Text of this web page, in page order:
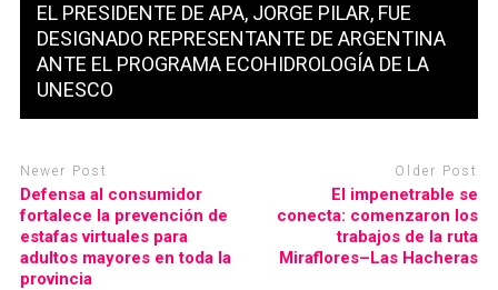
EL PRESIDENTE DE APA, JORGE PILAR, FUE
DESIGNADO REPRESENTANTE DE ARGENTINA
ANTE EL PROGRAMA ECOHIDROLOGÍA DE LA
UNESCO
Newer Post
Defensa al consumidor
fortalece la prevención de
estafas virtuales para
adultos mayores en toda la
provincia
Older Post
El impenetrable se
conecta: comenzaron los
trabajos de la ruta
Miraflores–Las Hacheras